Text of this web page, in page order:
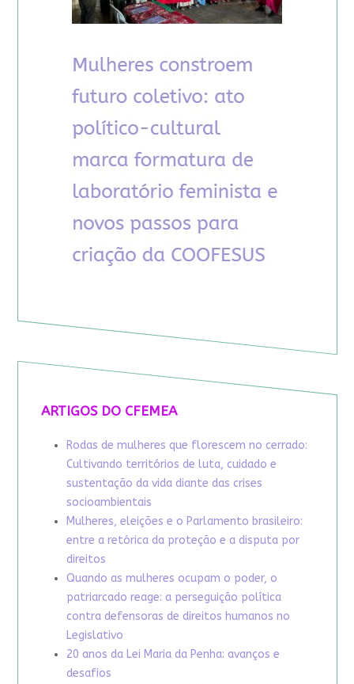
ARTIGOS DO CFEMEA
Rodas de mulheres que florescem no cerrado:
Cultivando territórios de luta, cuidado e
sustentação da vida diante das crises
socioambientais
Mulheres, eleições e o Parlamento brasileiro:
entre a retórica da proteção e a disputa por
direitos
Quando as mulheres ocupam o poder, o
patriarcado reage: a perseguição política
contra defensoras de direitos humanos no
Legislativo
20 anos da Lei Maria da Penha: avanços e
desafios